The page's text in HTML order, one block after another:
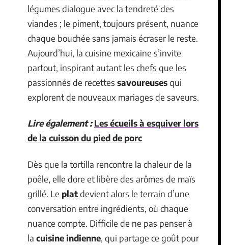
légumes dialogue avec la tendreté des
viandes ; le piment, toujours présent, nuance
chaque bouchée sans jamais écraser le reste.
Aujourd’hui, la cuisine mexicaine s’invite
partout, inspirant autant les chefs que les
passionnés de recettes savoureusesqui
explorent de nouveaux mariages de saveurs.
Lire également : Les écueils à esquiver lors
de la cuisson du pied de porc
Dès que la tortilla rencontre la chaleur de la
poêle, elle dore et libère des arômes de maïs
grillé. Le platdevient alors le terrain d’une
conversation entre ingrédients, où chaque
nuance compte. Difficile de ne pas penser à
la cuisine indienne, qui partage ce goût pour